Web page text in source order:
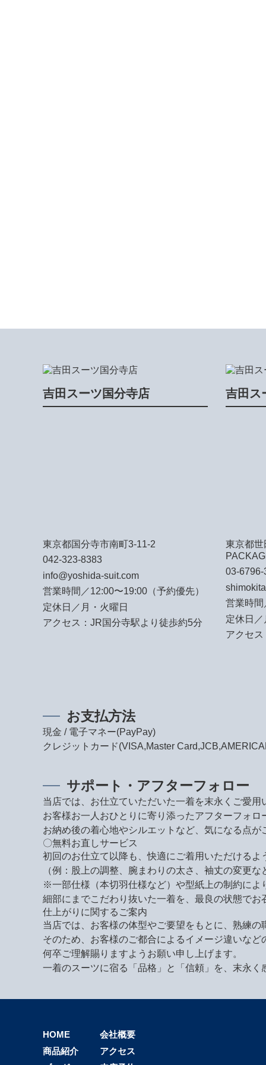
吉田スーツ国分寺店
東京都国分寺市南町3-11-2
042-323-8383
info@yoshida-suit.com
営業時間／12:00〜19:00（予約優先）
定休日／月・火曜日
アクセス：JR国分寺駅より徒歩約5分
吉田ス
東京都世
03-6796-
営業時間
定休日／
アクセ
お支払方法
現金 / 電子マネー(PayPay)
クレジットカード(VISA,Master
サポート・アフターフォロー
当店では、お仕立ていただいた一着を末永くご愛用
お客様お一人おひとりに寄り添ったアフターフォロ
お納め後の着心地やシルエットなど、気になる点が
〇無料お直しサービス
初回のお仕立て以降も、快適にご着用いただけるよ
（例：股上の調整、腕まわりの太さ、袖丈の変更な
※一部仕様（本切羽仕様など）や型紙上の制約によ
細部にまでこだわり抜いた一着を、最良の状態でお
仕上がりに関するご案内
当店では、お客様の体型やご要望をもとに、熟練の
そのため、お客様のご都合によるイメージ違いなど
何卒ご理解賜りますようお願い申し上げます。
一着のスーツに宿る「品格」と「信頼」を、末永く
HOME
商品紹介
会社概要
アクセス